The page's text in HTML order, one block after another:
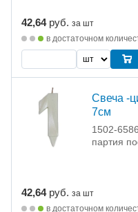
42,64 руб. за шт
в достаточном
Свеча -
7см
1502-
партия
42,64 руб. за шт
в достаточном